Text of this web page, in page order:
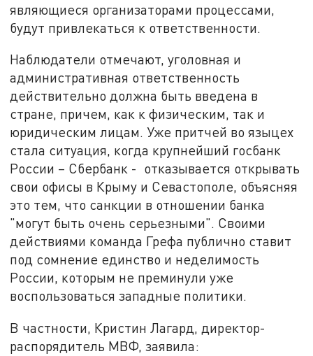
являющиеся организаторами процессами,
будут привлекаться к ответственности.
Наблюдатели отмечают, уголовная и
административная ответственность
действительно должна быть введена в
стране, причем, как к физическим, так и
юридическим лицам. Уже притчей во языцех
стала ситуация, когда крупнейший госбанк
России – Сбербанк - отказывается открывать
свои офисы в Крыму и Севастополе, объясняя
это тем, что санкции в отношении банка
"могут быть очень серьезными". Своими
действиями команда Грефа публично ставит
под сомнение единство и неделимость
России, которым не преминули уже
воспользоваться западные политики.
В частности, Кристин Лагард, директор-
распорядитель МВФ, заявила: